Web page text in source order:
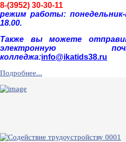
8-(3952) 30-30-11
режим работы: понедельник-
18.00.
Также вы можете
электронную
колледжа:info@ikatids38.ru
Подробнее...